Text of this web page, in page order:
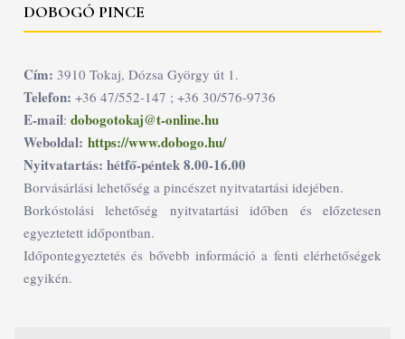
DOBOGÓ PINCE
Cím: 3910 Tokaj, Dózsa György út 1.
Telefon: +36 47/552-147 ; +36 30/576-9736
E-mail: dobogotokaj@t-online.hu
Weboldal: https://www.dobogo.hu/
Nyitvatartás: hétfő-péntek 8.00-16.00
Borvásárlási lehetőség a pincészet nyitvatartási idejében.
Borkóstolási lehetőség nyitvatartási időben és előzetesen
egyeztetett időpontban.
Időpontegyeztetés és bővebb információ a fenti elérhetőségek
egyikén.